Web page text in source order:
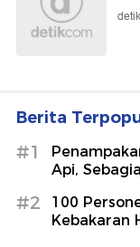
Berita
#1
Api,
#2
100
Kebakaran